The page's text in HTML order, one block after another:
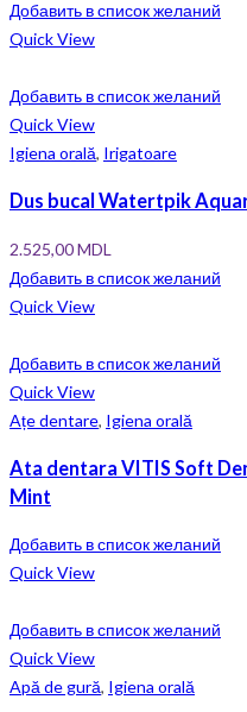
Добавить в список желаний
Quick View
Добавить в список желаний
Quick View
Igiena orală, Irigatoare
Dus bucal Watertpik
2.525,00MDL
Добавить в список желаний
Quick View
Добавить в список желаний
Quick View
Ațe dentare, Igiena orală
Ata dentara VITIS Soft
Mint
Добавить в список желаний
Quick View
Добавить в список желаний
Quick View
Apă de gură, Igiena orală